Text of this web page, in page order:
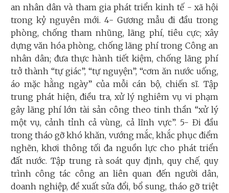
an nhân dân và tham gia phát triển kinh tế - xã hội
trong kỷ nguyên mới. 4- Gương mẫu đi đầu trong
phòng, chống tham nhũng, lãng phí, tiêu cực; xây
dựng văn hóa phòng, chống lãng phí trong Công an
nhân dân; đưa thực hành tiết kiệm, chống lãng phí
trở thành “tự giác”, “tự nguyện”, “cơm ăn nước uống,
áo mặc hằng ngày” của mỗi cán bộ, chiến sĩ. Tập
trung phát hiện, điều tra, xử lý nghiêm vụ vi phạm
gây lãng phí lớn tài sản công theo tinh thần “xử lý
một vụ, cảnh tỉnh cả vùng, cả lĩnh vực”. 5- Đi đầu
trong tháo gỡ khó khăn, vướng mắc, khắc phục điểm
nghẽn, khơi thông tối đa nguồn lực cho phát triển
đất nước. Tập trung rà soát quy định, quy chế, quy
trình công tác công an liên quan đến người dân,
doanh nghiệp, đề xuất sửa đổi, bổ sung, tháo gỡ triệt